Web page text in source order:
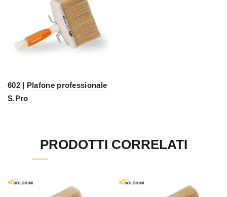
602 | Plafone professionale
S.Pro
PRODOTTI CORRELATI